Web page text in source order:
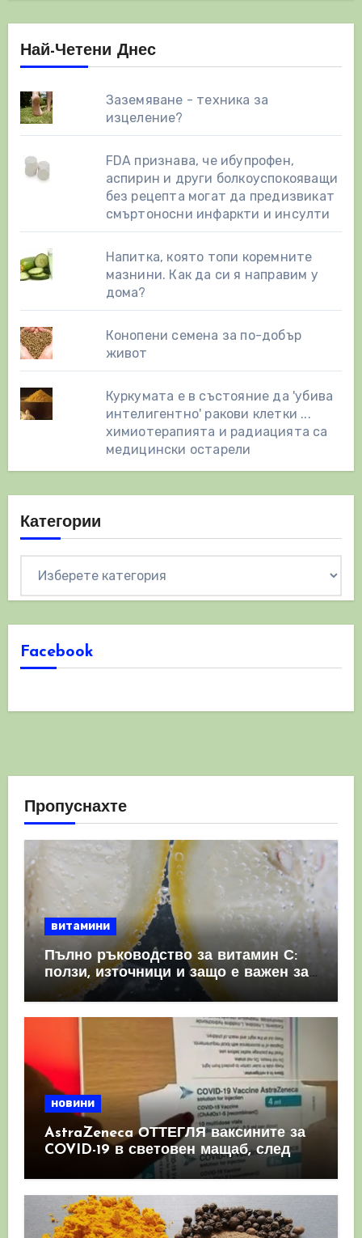
Най-Четени Днес
Заземяване - техника за
изцеление?
FDA признава, че ибупрофен,
аспирин и други болкоуспокояващи
без рецепта могат да предизвикат
смъртоносни инфаркти и инсулти
Напитка, която топи коремните
мазнини. Как да си я направим у
дома?
Конопени семена за по-добър
живот
Куркумата е в състояние да 'убива
интелигентно' ракови клетки ...
химиотерапията и радиацията са
медицински остарели
Категории
Facebook
Пропуснахте
витамини
Пълно ръководство за витамин С:
ползи, източници и защо е важен за
имунната система
новини
AstraZeneca ОТТЕГЛЯ ваксините за
COVID-19 в световен мащаб, след
като призна, че те причиняват